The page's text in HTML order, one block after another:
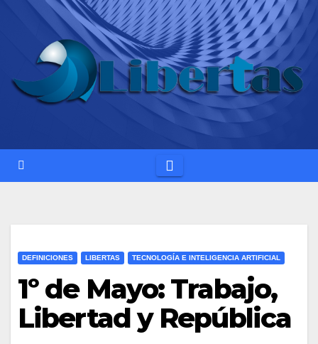
contenido
DEFINICIONES LIBERTAS TECNOLOGÍA E INTELIGENCIA ARTIFICIAL
1º de Mayo: Trabajo,
Libertad y República